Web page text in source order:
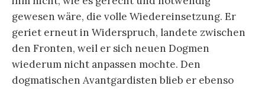
gewesen wäre, die volle Wiedereinsetzung. Er
geriet erneut in Widerspruch, landete zwischen
den Fronten, weil er sich neuen Dogmen
wiederum nicht anpassen mochte. Den
dogmatischen Avant­gardisten blieb er ebenso